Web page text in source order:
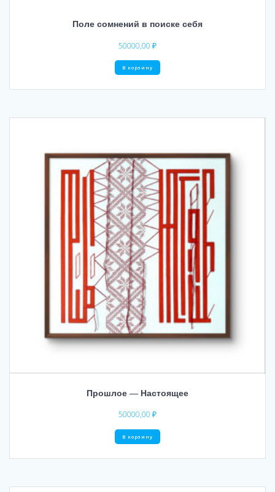
Поле сомнений в поиске себя
50000,00 ₽
В корзину
Прошлое — Настоящее
50000,00 ₽
В корзину